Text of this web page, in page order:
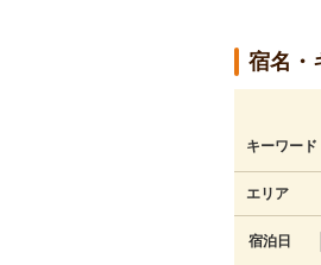
宿名・
キーワード
エリア
宿泊日